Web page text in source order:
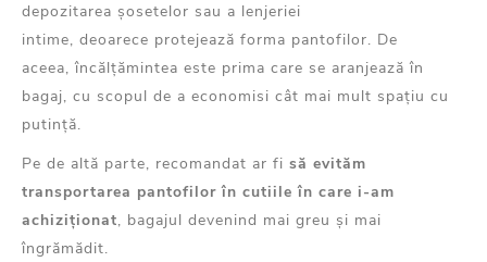
depozitarea șosetelor sau a lenjeriei
intime, deoarece protejează forma pantofilor. De
aceea, încălțămintea este prima care se aranjează în
bagaj, cu scopul de a economisi cât mai mult spațiu cu
putință.
Pe de altă parte, recomandat ar fi să evităm
transportarea pantofilor în cutiile în care i-am
achiziționat, bagajul devenind mai greu și mai
îngrămădit.